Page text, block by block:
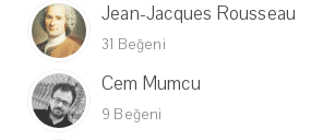
Jean-Jacques Rousseau
31 Beğeni
Cem Mumcu
9 Beğeni